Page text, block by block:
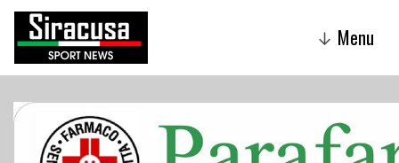
↓ Menu